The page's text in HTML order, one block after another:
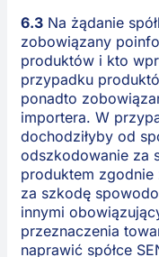
6.3Na żądanie
zobowiązany
produktów i kto
przypadku
ponadto
importera. W
dochodziłyby od
odszkodowanie za
produktem
za szkodę
innymi
przeznaczenia
naprawić spółce